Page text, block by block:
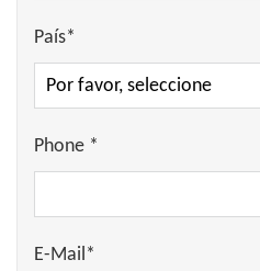
País*
Phone *
E-Mail*